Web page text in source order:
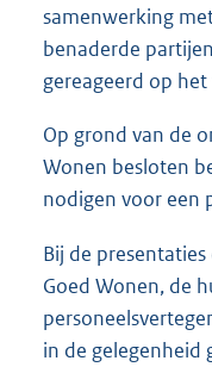
samenwerking
benaderde
gereageerd op
Op grond van de
Wonen besloten
nodigen voor een
Bij de
Goed Wonen, de
in de gelegenheid